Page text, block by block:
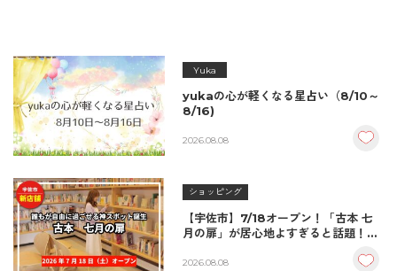
Yuka
yukaの心が軽くなる星占い（8/10～
8/16)
2026.08.08
ショッピング
【宇佐市】7/18オープン！「古本 七
月の扉」が居心地よすぎると話題！絶
至福の読書空間
2026.08.08